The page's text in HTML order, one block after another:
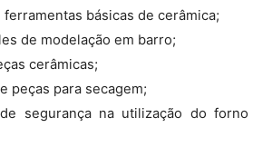
básicas de cerâmica;
de modelação em barro;
cerâmicas;
peças para secagem;
segurança na utilização do forno